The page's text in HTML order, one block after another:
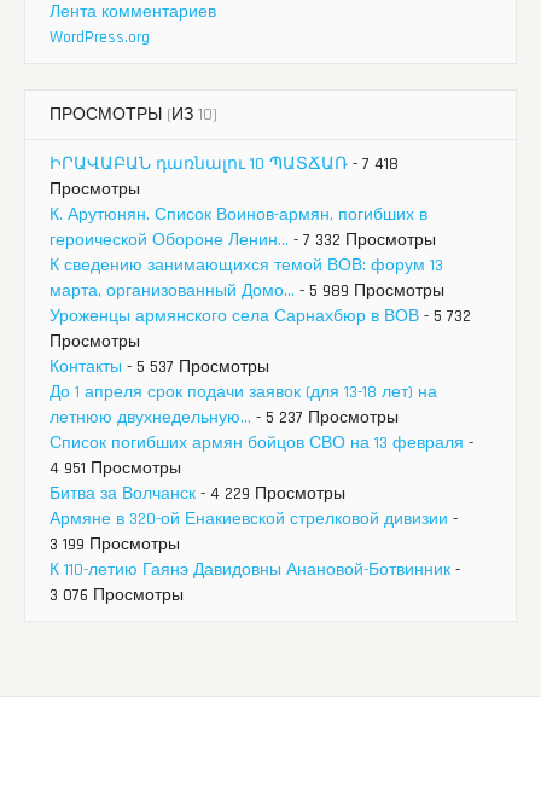
Лента комментариев
WordPress.org
ПРОСМОТРЫ (ИЗ 10)
ԻՐԱՎԱԲԱՆ դառնալու 10 ՊԱՏՃԱՌ - 7 418
Просмотры
К. Арутюнян. Список Воинов-армян, погибших в
героической Обороне Ленин... - 7 332 Просмотры
К сведению занимающихся темой ВОВ: форум 13
марта, организованный Домо... - 5 989 Просмотры
Уроженцы армянского села Сарнахбюр в ВОВ - 5 732
Просмотры
Контакты - 5 537 Просмотры
До 1 апреля срок подачи заявок (для 13-18 лет) на
летнюю двухнедельную... - 5 237 Просмотры
Список погибших армян бойцов СВО на 13 февраля -
4 951 Просмотры
Битва за Волчанск - 4 229 Просмотры
Армяне в 320-ой Енакиевской стрелковой дивизии -
3 199 Просмотры
К 110-летию Гаянэ Давидовны Анановой-Ботвинник -
3 076 Просмотры